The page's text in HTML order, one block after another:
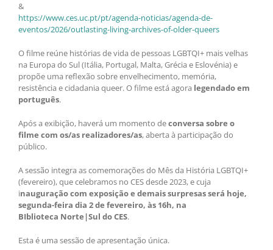
&
https://www.ces.uc.pt/pt/agenda-noticias/agenda-de-
eventos/2026/outlasting-living-archives-of-older-queers
O filme reúne histórias de vida de pessoas LGBTQI+ mais velhas
na Europa do Sul (Itália, Portugal, Malta, Grécia e Eslovénia) e
propõe uma reflexão sobre envelhecimento, memória,
resistência e cidadania queer. O filme está agora legendado em
português.
Após a exibição, haverá um momento deconversa sobre o
filme com os/as realizadores/as, aberta à participação do
público.
A sessão integra as comemorações do Mês da História LGBTQI+
(fevereiro), que celebramos no CES desde 2023, e cuja
inauguração com exposição e demais surpresas será hoje,
segunda-feira dia 2 de fevereiro, às 16h, na
BIblioteca Norte|Sul do CES.
Esta é uma sessão de apresentação única.